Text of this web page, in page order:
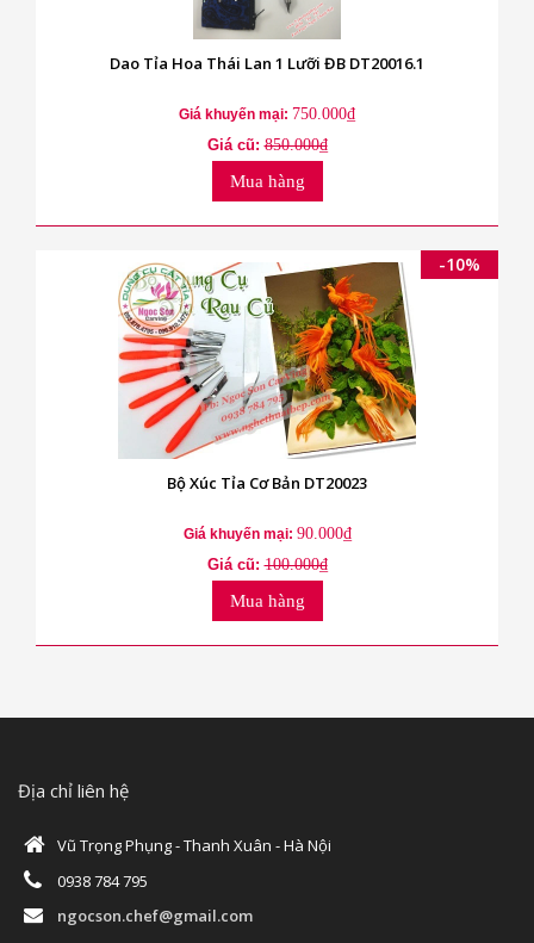
Dao Tỉa Hoa Thái Lan 1 Lưỡi ĐB DT20016.1
Giá khuyến mại: 750.000₫
Giá cũ:850.000₫
Mua hàng
-10%
Bộ Xúc Tỉa Cơ Bản DT20023
Giá khuyến mại: 90.000₫
Giá cũ:100.000₫
Mua hàng
Địa chỉ liên hệ
Vũ Trọng Phụng - Thanh Xuân - Hà Nội
0938 784 795
ngocson.chef@gmail.com